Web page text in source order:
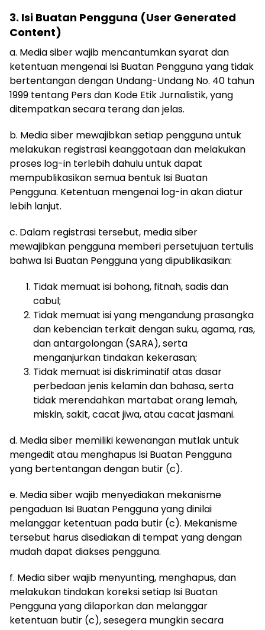
3. Isi Buatan Pengguna (User Generated
Content)
a. Media siber wajib mencantumkan syarat dan
ketentuan mengenai Isi Buatan Pengguna yang tidak
bertentangan dengan Undang-Undang No. 40 tahun
1999 tentang Pers dan Kode Etik Jurnalistik, yang
ditempatkan secara terang dan jelas.
b. Media siber mewajibkan setiap pengguna untuk
melakukan registrasi keanggotaan dan melakukan
proses log-in terlebih dahulu untuk dapat
mempublikasikan semua bentuk Isi Buatan
Pengguna. Ketentuan mengenai log-in akan diatur
lebih lanjut.
c. Dalam registrasi tersebut, media siber
mewajibkan pengguna memberi persetujuan tertulis
bahwa Isi Buatan Pengguna yang dipublikasikan:
Tidak memuat isi bohong, fitnah, sadis dan
cabul;
Tidak memuat isi yang mengandung prasangka
dan kebencian terkait dengan suku, agama, ras,
dan antargolongan (SARA), serta
menganjurkan tindakan kekerasan;
Tidak memuat isi diskriminatif atas dasar
perbedaan jenis kelamin dan bahasa, serta
tidak merendahkan martabat orang lemah,
miskin, sakit, cacat jiwa, atau cacat jasmani.
d. Media siber memiliki kewenangan mutlak untuk
mengedit atau menghapus Isi Buatan Pengguna
yang bertentangan dengan butir (c).
e. Media siber wajib menyediakan mekanisme
pengaduan Isi Buatan Pengguna yang dinilai
melanggar ketentuan pada butir (c). Mekanisme
tersebut harus disediakan di tempat yang dengan
mudah dapat diakses pengguna.
f. Media siber wajib menyunting, menghapus, dan
melakukan tindakan koreksi setiap Isi Buatan
Pengguna yang dilaporkan dan melanggar
ketentuan butir (c), sesegera mungkin secara